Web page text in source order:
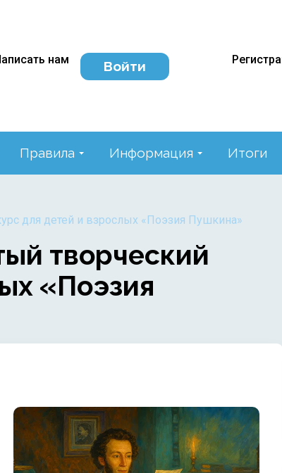
нам Войти
Правила Информация Итоги
для детей и взрослых «Поэзия Пушкина»
творческий
«Поэзия